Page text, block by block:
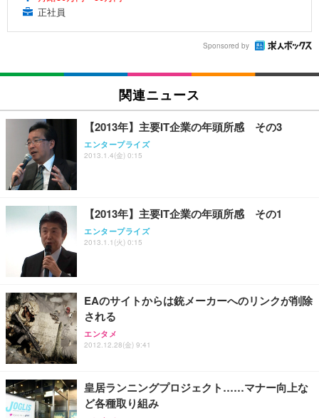
正社員
Sponsored by
関連ニュース
【2013年】主要IT企業の年頭所感 その3
エンタープライズ
2013.1.4(金) 0:15
【2013年】主要IT企業の年頭所感 その1
エンタープライズ
2013.1.1(火) 0:15
EAのサイトからは銃メーカーへのリンクが削除
される
エンタメ
2012.12.28(金) 9:41
皇居ランニングプロジェクト……マナー向上な
ど各種取り組み